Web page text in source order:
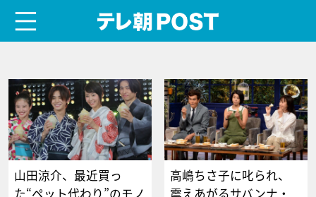
山田涼介、最近買っ
高嶋ちさ子に叱られ、